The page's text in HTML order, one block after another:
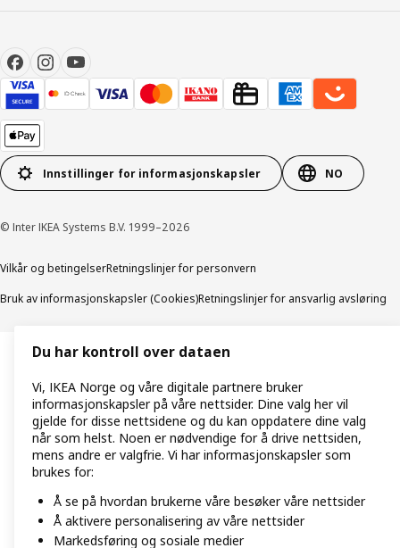
Innstillinger for informasjonskapsler NO
© Inter IKEA Systems B.V. 1999–2026
Vilkår og betingelserRetningslinjer for personvern
Bruk av informasjonskapsler (Cookies)Retningslinjer for ansvarlig avsløring
Du har kontroll over dataen
Vi, IKEA Norge og våre digitale partnere bruker
informasjonskapsler på våre nettsider. Dine valg her vil
gjelde for disse nettsidene og du kan oppdatere dine valg
når som helst. Noen er nødvendige for å drive nettsiden,
mens andre er valgfrie. Vi har informasjonskapsler som
brukes for:
Å se på hvordan brukerne våre besøker våre nettsider
Å aktivere personalisering av våre nettsider
Markedsføring og sosiale medier